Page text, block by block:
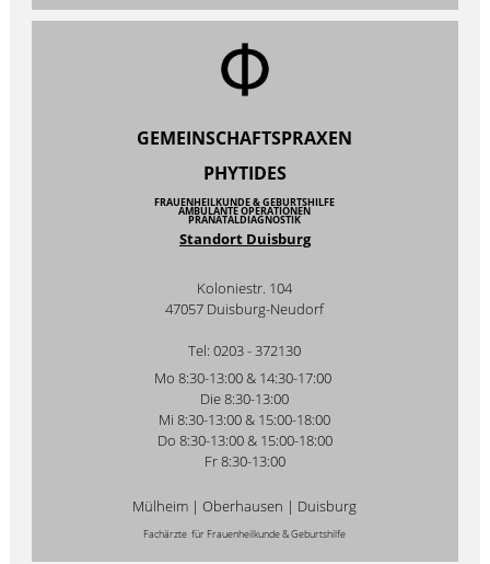
GEMEINSCHAFTSPRAXEN
PHYTIDES
FRAUENHEILKUNDE & GEBURTSHILFE
AMBULANTE OPERATIONEN
PRÄNATALDIAGNOSTIK
Standort Duisburg
Koloniestr. 104
47057 Duisburg-Neudorf
Tel: 0203 - 372130
Mo 8:30-13:00 & 14:30-17:00
Die 8:30-13:00
Mi 8:30-13:00 & 15:00-18:00
Do 8:30-13:00 & 15:00-18:00
Fr 8:30-13:00
Mülheim | Oberhausen | Duisburg
Fachärzte für Frauenheilkunde & Geburtshilfe